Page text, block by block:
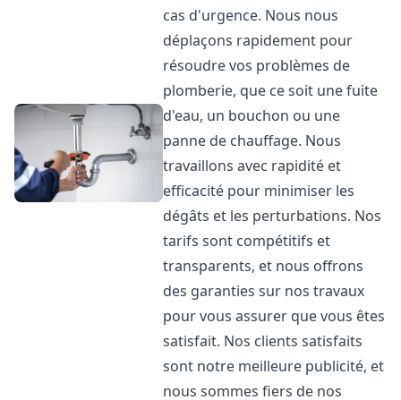
cas d'urgence. Nous nous
déplaçons rapidement pour
résoudre vos problèmes de
plomberie, que ce soit une fuite
d'eau, un bouchon ou une
panne de chauffage. Nous
travaillons avec rapidité et
efficacité pour minimiser les
dégâts et les perturbations. Nos
tarifs sont compétitifs et
transparents, et nous offrons
des garanties sur nos travaux
pour vous assurer que vous êtes
satisfait. Nos clients satisfaits
sont notre meilleure publicité, et
nous sommes fiers de nos